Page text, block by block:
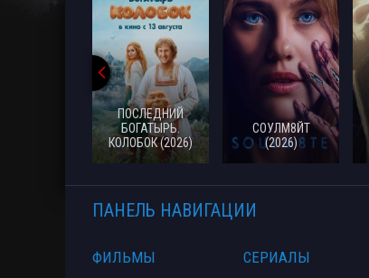
ПОСЛЕДНИЙ
БОГАТЫРЬ.
КОЛОБОК (2026)
СОУЛМ8ЙТ
(2026)
ПАНЕЛЬ НАВИГАЦИИ
ФИЛЬМЫ СЕРИАЛЫ